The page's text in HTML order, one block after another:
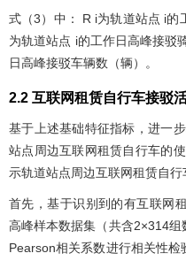
式（3）中： R i为轨道站点 i的
为轨道站点 i的工作日高峰接驳
日高峰接驳车辆数（辆）。
2.2 互联网租赁自行车接驳
基于上述基础特征指标，进一
站点周边互联网租赁自行车的
示轨道站点周边互联网租赁自行
首先，基于识别到的有互联网
高峰样本数据集（共含2×314
Pearson相关系数进行相关性检